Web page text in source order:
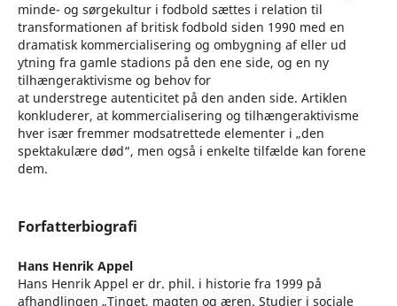
minde- og sørgekultur i fodbold sættes i relation til
transformationen af britisk fodbold siden 1990 med en
dramatisk kommercialisering og ombygning af eller ud
ytning fra gamle stadions på den ene side, og en ny
tilhængeraktivisme og behov for
at understrege autenticitet på den anden side. Artiklen
konkluderer, at kommercialisering og tilhængeraktivisme
hver især fremmer modsatrettede elementer i „den
spektakulære død“, men også i enkelte tilfælde kan forene
dem.
Forfatterbiografi
Hans Henrik Appel
Hans Henrik Appel er dr. phil. i historie fra 1999 på
afhandlingen „Tinget, magten og æren. Studier i sociale